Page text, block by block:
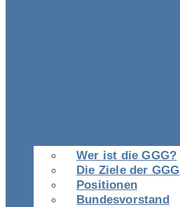
Wer ist die GGG?
Die Ziele der GGG
Positionen
Bundesvorstand